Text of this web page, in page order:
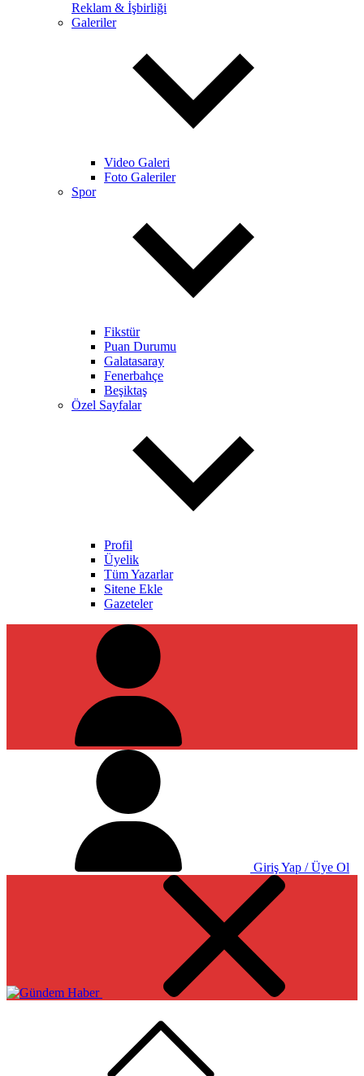
Reklam & İşbirliği
Galeriler
Video Galeri
Foto Galeriler
Spor
Fikstür
Puan Durumu
Galatasaray
Fenerbahçe
Beşiktaş
Özel Sayfalar
Profil
Üyelik
Tüm Yazarlar
Sitene Ekle
Gazeteler
Giriş Yap / Üye Ol